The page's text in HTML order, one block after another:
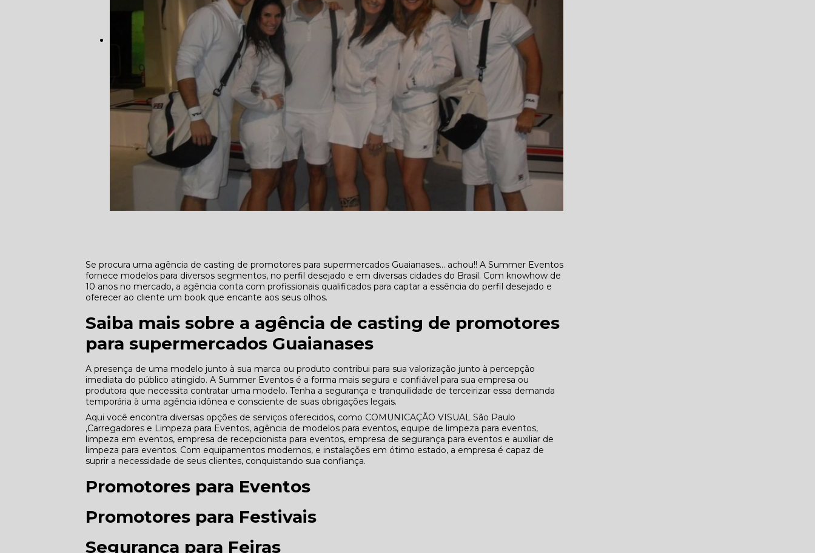
Se procura uma agência de casting de promotores para supermercados Guaianases... achou!! A Summer Eventos
fornece modelos para diversos segmentos, no perfil desejado e em diversas cidades do Brasil. Com knowhow de
10 anos no mercado, a agência conta com profissionais qualificados para captar a essência do perfil desejado e
oferecer ao cliente um book que encante aos seus olhos.
Saiba mais sobre a agência de casting de promotores
para supermercados Guaianases
A presença de uma modelo junto à sua marca ou produto contribui para sua valorização junto à percepção
imediata do público atingido. A Summer Eventos é a forma mais segura e confiável para sua empresa ou
produtora que necessita contratar uma modelo. Tenha a segurança e tranquilidade de terceirizar essa demanda
temporária à uma agência idônea e consciente de suas obrigações legais.
Aqui você encontra diversas opções de serviços oferecidos, como COMUNICAÇÃO VISUAL São Paulo
,Carregadores e Limpeza para Eventos, agência de modelos para eventos, equipe de limpeza para eventos,
limpeza em eventos, empresa de recepcionista para eventos, empresa de segurança para eventos e auxiliar de
limpeza para eventos. Com equipamentos modernos, e instalações em ótimo estado, a empresa é capaz de
suprir a necessidade de seus clientes, conquistando sua confiança.
Promotores para Eventos
Promotores para Festivais
Segurança para Feiras